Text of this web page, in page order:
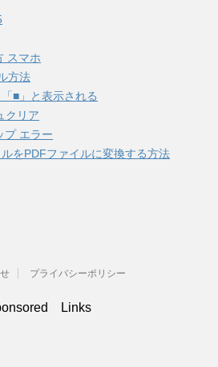
スマホ
方法
■」と表示される
クリア
プ エラー
をPDFファイルに変換する方法
プライバシーポリシー
Links